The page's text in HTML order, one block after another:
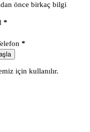
önce birkaç bilgi
*
*
için kullanılır.